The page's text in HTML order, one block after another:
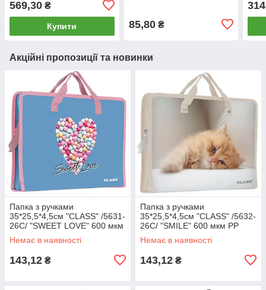
569,30 ₴
Купити 85,80₴
Акційні пропозиції та новинки
Папка з ручками
35*25,5*4,5см "CLASS" /5631-
26C/ "SWEET LOVE" 600 мкм
РР (1/60)
Немає в наявності
143,12 ₴
Папка з ручками
35*25,5*4,5см "CLASS" /5632-
26C/ "SMILE" 600 мкм РР
(1/60)
Немає в наявності
143,12 ₴